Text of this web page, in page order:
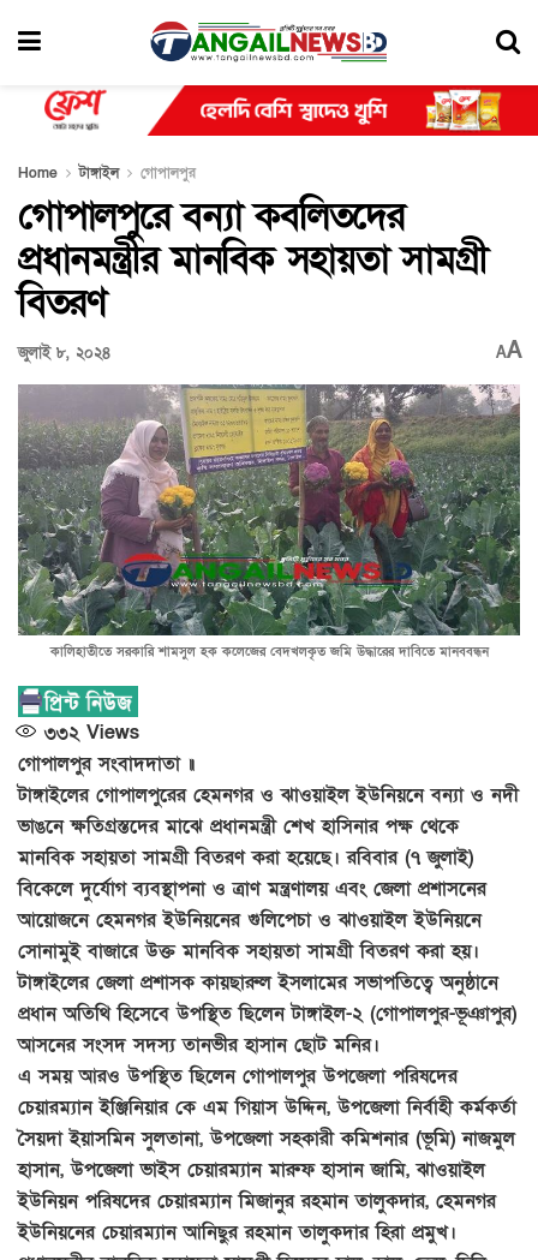
Home টাঙ্গাইল গোপালপুর
গোপালপুরে বন্যা কবলিতদের
প্রধানমন্ত্রীর মানবিক সহায়তা সামগ্রী
বিতরণ
জুলাই ৮, ২০২৪ AA
কালিহাতীতে সরকারি শামসুল হক কলেজের বেদখলকৃত জমি উদ্ধারের দাবিতে মানববন্ধন
৩৩২ Views
গোপালপুর সংবাদদাতা ॥
টাঙ্গাইলের গোপালপুরের হেমনগর ও ঝাওয়াইল ইউনিয়নে বন্যা ও নদী
ভাঙনে ক্ষতিগ্রস্তদের মাঝে প্রধানমন্ত্রী শেখ হাসিনার পক্ষ থেকে
মানবিক সহায়তা সামগ্রী বিতরণ করা হয়েছে। রবিবার (৭ জুলাই)
বিকেলে দুর্যোগ ব্যবস্থাপনা ও ত্রাণ মন্ত্রণালয় এবং জেলা প্রশাসনের
আয়োজনে হেমনগর ইউনিয়নের গুলিপেচা ও ঝাওয়াইল ইউনিয়নে
সোনামুই বাজারে উক্ত মানবিক সহায়তা সামগ্রী বিতরণ করা হয়।
টাঙ্গাইলের জেলা প্রশাসক কায়ছারুল ইসলামের সভাপতিত্বে অনুষ্ঠানে
প্রধান অতিথি হিসেবে উপস্থিত ছিলেন টাঙ্গাইল-২ (গোপালপুর-ভূঞাপুর)
আসনের সংসদ সদস্য তানভীর হাসান ছোট মনির।
এ সময় আরও উপস্থিত ছিলেন গোপালপুর উপজেলা পরিষদের
চেয়ারম্যান ইঞ্জিনিয়ার কে এম গিয়াস উদ্দিন, উপজেলা নির্বাহী কর্মকর্তা
সৈয়দা ইয়াসমিন সুলতানা, উপজেলা সহকারী কমিশনার (ভূমি) নাজমুল
হাসান, উপজেলা ভাইস চেয়ারম্যান মারুফ হাসান জামি, ঝাওয়াইল
ইউনিয়ন পরিষদের চেয়ারম্যান মিজানুর রহমান তালুকদার, হেমনগর
ইউনিয়নের চেয়ারম্যান আনিছুর রহমান তালুকদার হিরা প্রমুখ।